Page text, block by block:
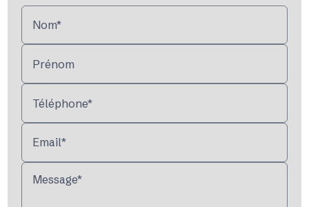
Nom*
Prénom
Téléphone*
Email*
Message*